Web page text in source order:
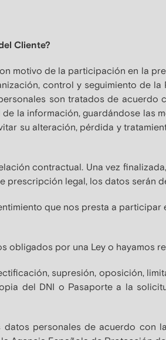
Cliente?
motivo de la participación en la
control y seguimiento de
son tratados de
la información, guardándose las
su alteración, pérdida y
contractual. Una vez
prescripción legal, los datos serán
que nos presta a
obligados por una Ley o hayamos
supresión, oposición,
del DNI o Pasaporte a la
personales de acuerdo con